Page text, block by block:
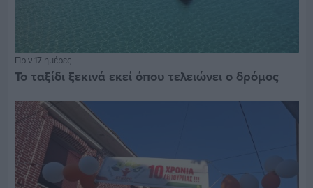
Πριν 17 ημέρες
Το ταξίδι ξεκινά εκεί όπου τελειώνει ο δρόμος